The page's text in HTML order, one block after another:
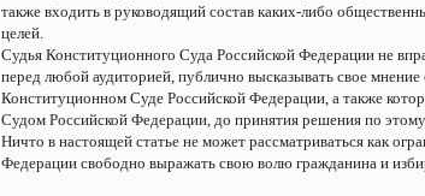
также входить в руководящий состав каких-либо
целей.
Судья Конституционного Суда Российской Федерации не
перед любой аудиторией, публично высказывать свое
Конституционном Суде Российской Федерации, а также
Судом Российской Федерации, до принятия решения по
Ничто в настоящей статье не может рассматриваться как
Федерации свободно выражать свою волю гражданина и